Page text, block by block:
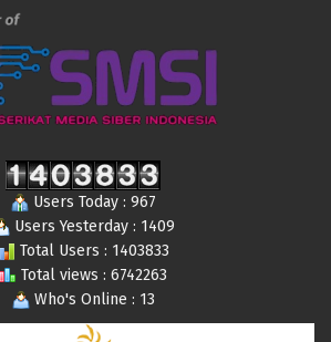
Users Today : 967
Users Yesterday : 1409
Total Users : 1403833
Total views : 6742263
Who's Online : 13